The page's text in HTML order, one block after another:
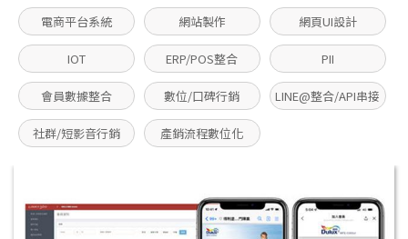
電商平台系統 網站製作 網頁UI設計
IOT ERP/POS整合 PII
會員數據整合 數位/口碑行銷 LINE@整合/API串接
社群/短影音行銷 產銷流程數位化